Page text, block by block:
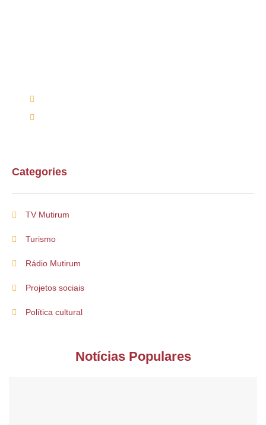
Categories
TV Mutirum
Turismo
Rádio Mutirum
Projetos sociais
Política cultural
Notícias Populares